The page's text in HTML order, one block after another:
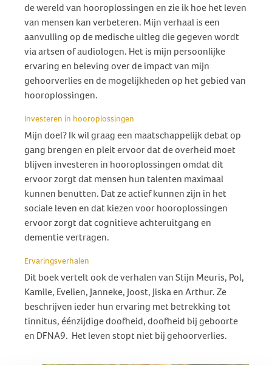
de wereld van hooroplossingen en zie ik hoe het leven
van mensen kan verbeteren. Mijn verhaal is een
aanvulling op de medische uitleg die gegeven wordt
via artsen of audiologen. Het is mijn persoonlijke
ervaring en beleving over de impact van mijn
gehoorverlies en de mogelijkheden op het gebied van
hooroplossingen.
Investeren in hooroplossingen
Mijn doel? Ik wil graag een maatschappelijk debat op
gang brengen en pleit ervoor dat de overheid moet
blijven investeren in hooroplossingen omdat dit
ervoor zorgt dat mensen hun talenten maximaal
kunnen benutten. Dat ze actief kunnen zijn in het
sociale leven en dat kiezen voor hooroplossingen
ervoor zorgt dat cognitieve achteruitgang en
dementie vertragen.
Ervaringsverhalen
Dit boek vertelt ook de verhalen van Stijn Meuris, Pol,
Kamile, Evelien, Janneke, Joost, Jiska en Arthur. Ze
beschrijven ieder hun ervaring met betrekking tot
tinnitus, éénzijdige doofheid, doofheid bij geboorte
en DFNA9. Het leven stopt niet bij gehoorverlies.